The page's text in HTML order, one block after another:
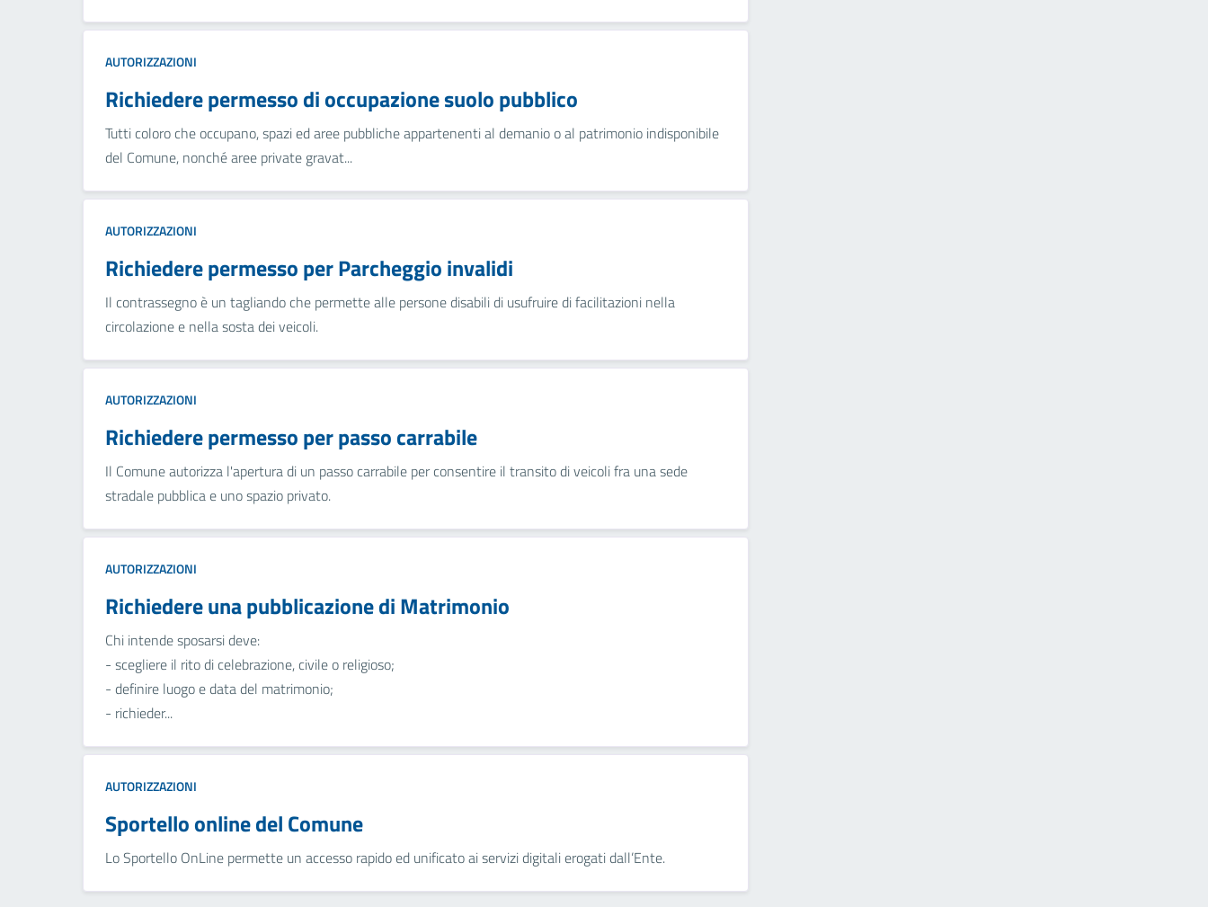
AUTORIZZAZIONI
Richiedere permesso di occupazione suolo pubblico
Tutti coloro che occupano, spazi ed aree pubbliche appartenenti al demanio o al patrimonio indisponibile
del Comune, nonché aree private gravat...
AUTORIZZAZIONI
Richiedere permesso per Parcheggio invalidi
Il contrassegno è un tagliando che permette alle persone disabili di usufruire di facilitazioni nella
circolazione e nella sosta dei veicoli.
AUTORIZZAZIONI
Richiedere permesso per passo carrabile
Il Comune autorizza l'apertura di un passo carrabile per consentire il transito di veicoli fra una sede
stradale pubblica e uno spazio privato.
AUTORIZZAZIONI
Richiedere una pubblicazione di Matrimonio
Chi intende sposarsi deve:
- scegliere il rito di celebrazione, civile o religioso;
- definire luogo e data del matrimonio;
- richieder...
AUTORIZZAZIONI
Sportello online del Comune
Lo Sportello OnLine permette un accesso rapido ed unificato ai servizi digitali erogati dall’Ente.